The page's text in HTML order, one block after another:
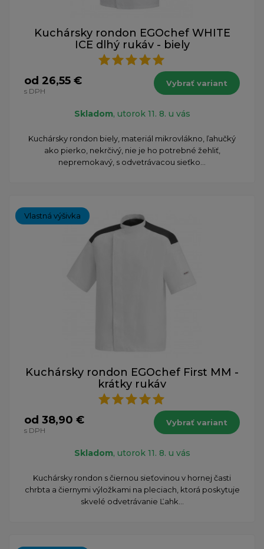
Kuchársky rondon EGOchef WHITE
ICE dlhý rukáv - biely
od 26,55 €
s DPH
Vybrať variant
Skladom, utorok 11. 8. u vás
Kuchársky rondon biely, materiál mikrovlákno, ľahučký
ako pierko, nekrčivý, nie je ho potrebné žehliť,
nepremokavý, s odvetrávacou sieťko...
Vlastná výšivka
Kuchársky rondon EGOchef First MM -
krátky rukáv
od 38,90 €
s DPH
Vybrať variant
Skladom, utorok 11. 8. u vás
​Kuchársky rondon s čiernou sieťovinou v hornej časti
chrbta a čiernymi výložkami na pleciach, ktorá poskytuje
skvelé odvetrávanie Ľahk...